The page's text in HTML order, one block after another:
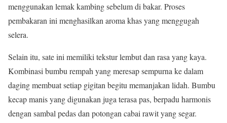
menggunakan lemak kambing sebelum di bakar. Proses
pembakaran ini menghasilkan aroma khas yang menggugah
selera.
Selain itu, sate ini memiliki tekstur lembut dan rasa yang kaya.
Kombinasi bumbu rempah yang meresap sempurna ke dalam
daging membuat setiap gigitan begitu memanjakan lidah. Bumbu
kecap manis yang digunakan juga terasa pas, berpadu harmonis
dengan sambal pedas dan potongan cabai rawit yang segar.